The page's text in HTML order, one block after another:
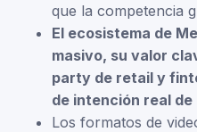
que la competencia
El ecosistema de
masivo, su valor
party de retail y
de intención real de
Los formatos de